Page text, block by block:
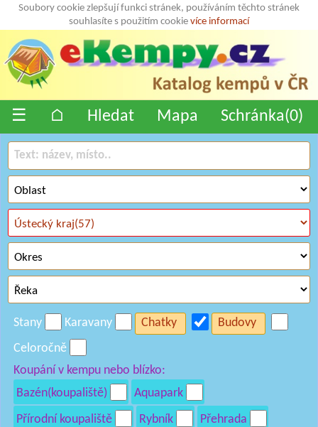
Soubory cookie zlepšují funkci stránek, používáním těchto stránek
souhlasíte s použitím cookie více informací
☰ ⌂ Hledat Mapa Schránka(0)
Stany Karavany Chatky
Budovy
Celoročně
Koupání v kempu nebo blízko:
Bazén(koupaliště)
Aquapark
Přírodní koupaliště
Rybník
Přehrada